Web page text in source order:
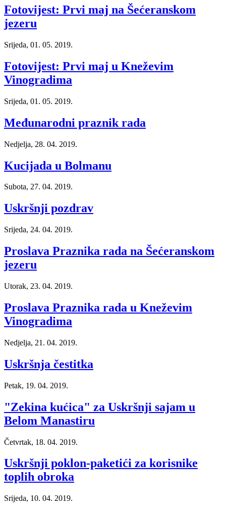
Fotovijest: Prvi maj na Šećeranskom
jezeru
Srijeda, 01. 05. 2019.
Fotovijest: Prvi maj u Kneževim
Vinogradima
Srijeda, 01. 05. 2019.
Međunarodni praznik rada
Nedjelja, 28. 04. 2019.
Kucijada u Bolmanu
Subota, 27. 04. 2019.
Uskršnji pozdrav
Srijeda, 24. 04. 2019.
Proslava Praznika rada na Šećeranskom
jezeru
Utorak, 23. 04. 2019.
Proslava Praznika rada u Kneževim
Vinogradima
Nedjelja, 21. 04. 2019.
Uskršnja čestitka
Petak, 19. 04. 2019.
"Zekina kućica" za Uskršnji sajam u
Belom Manastiru
Četvrtak, 18. 04. 2019.
Uskršnji poklon-paketići za korisnike
toplih obroka
Srijeda, 10. 04. 2019.